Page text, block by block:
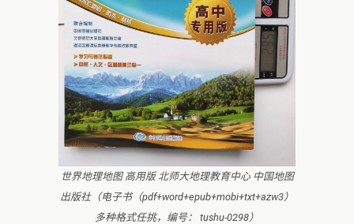
世界地理地图 高用版 北师大地理教育中心 中国地图
出版社（电子书（pdf+word+epub+mobi+txt+azw3）
多种格式任挑，编号： tushu-0298）